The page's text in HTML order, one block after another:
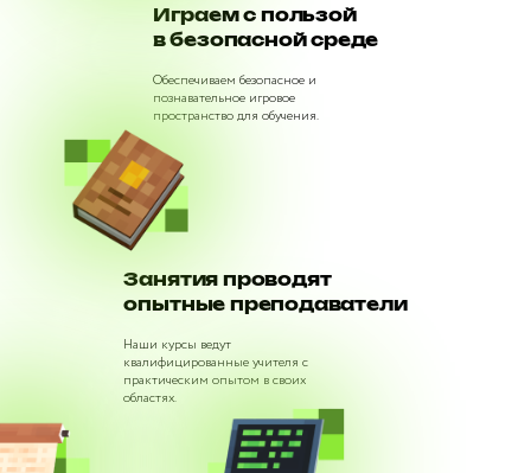
Играем с пользой
в безопасной среде
Обеспечиваем безопасное и
познавательное игровое
пространство для обучения.
Занятия проводят
опытные преподаватели
Наши курсы ведут
квалифицированные учителя с
практическим опытом в своих
областях.